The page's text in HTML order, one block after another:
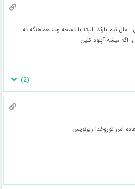
تیم بارکد. البته با نسخه وب هماهنگه نه
اگه میشه آپلود کنین
(
2
)
اس توروخدا زیرنویس